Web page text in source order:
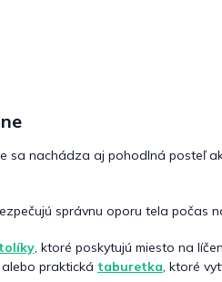
sa nachádza aj pohodlná posteľ
správnu oporu tela počas
, ktoré poskytujú miesto na
alebo praktická taburetka, ktoré